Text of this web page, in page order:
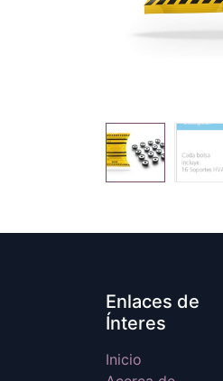
Enlaces de
Ínteres
Inicio